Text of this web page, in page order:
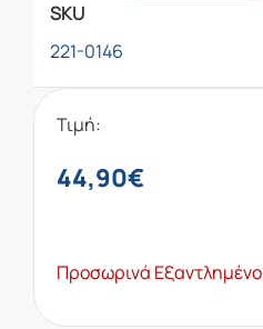
SKU
221-0146
Τιμή:
44,90€
Προσωρινά Εξαντλημένο